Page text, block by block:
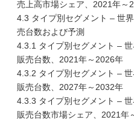
売上高市場シェア、2021年～
4.3 タイプ別セグメント – 世
売台数および予測
4.3.1 タイプ別セグメント –
販売台数、2021年～2026年
4.3.2 タイプ別セグメント –
販売台数、2027年～2032年
4.3.3 タイプ別セグメント –
販売台数市場シェア、2021年